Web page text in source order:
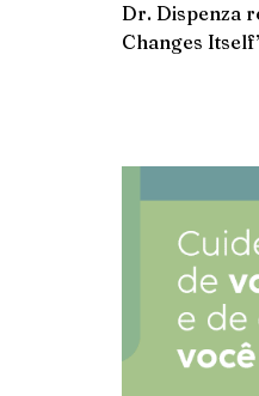
Dr. Dispenza
Changes